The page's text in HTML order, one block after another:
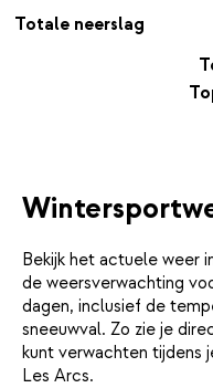
Totale neerslag
Bekijk het actuele weer
de weersverwachting
dagen, inclusief de
sneeuwval. Zo zie je
kunt verwachten tijdens
Les Arcs.